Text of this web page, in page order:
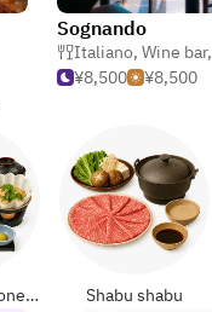
Sognando
Italiano, Wine bar,
¥8,500
¥8,500
Kaiseki (giapponese formali) Shabu shabu